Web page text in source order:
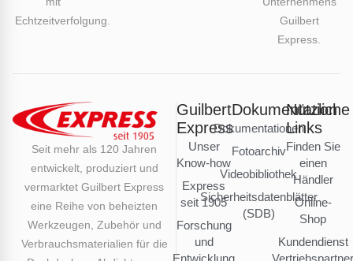
Echtzeitverfolgung.
Guilbert
Express.
Seit mehr als 120 Jahren
entwickelt, produziert und
vermarktet Guilbert Express
eine Reihe von beheizten
Werkzeugen, Zubehör und
Verbrauchsmaterialien für die
Guilbert
Express
Unser
Know-how
Express
seit 1905
Forschung
und
Entwicklung
Dokumentation
Dokumentationen
Fotoarchiv
Videobibliothek
Sicherheitsdatenblätter
(SDB)
Nützliche
Links
Finden Sie
einen
Händler
Online-
Shop
Kundendienst